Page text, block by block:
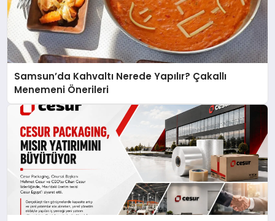
Samsun’da Kahvaltı Nerede Yapılır? Çakallı
Menemeni Önerileri